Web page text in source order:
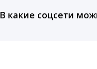
информацию третьим
В какие соцсети